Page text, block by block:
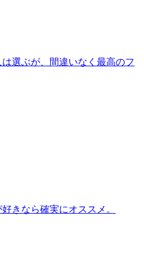
選ぶが、間違いなく最高のフ
きなら確実にオススメ。